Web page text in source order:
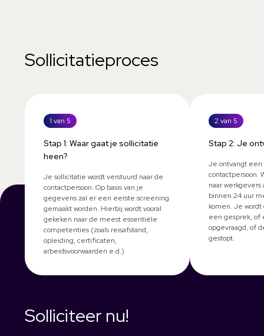
Sollicitatieproces
1 van 5
Stap 1: Waar gaat je sollicitatie
heen?
Je sollicitatie wordt verstuurd naar de
contactpersoon. Op basis van je
gegevens zal er een eerste screening
gemaakt worden. Hierbij wordt vooral
gekeken naar de meest essentiële
competenties (zoals reisafstand,
opleiding, certificaten,
arbeidsvoorwaarden e.d.)
2 van 5
Stap 2: Je
Je ontvangt
contactpersoon.
naar werkgevers
binnen 24 uur
komen. Je
een gesprek, of
opgevraagd, of
gestopt.
Solliciteer nu!